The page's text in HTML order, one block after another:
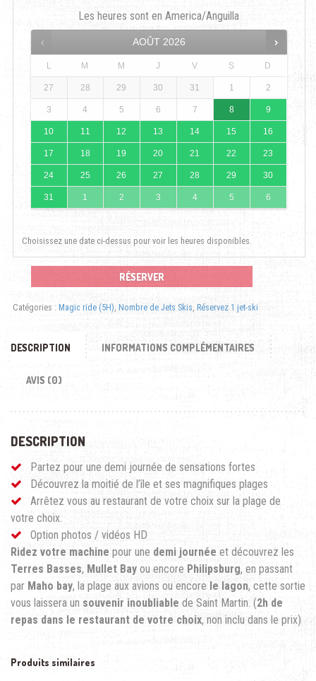
Les heures sont enAmerica/Anguilla
AOÛT 2026
L M M J V S D
27 28 29 30 31 1 2
3 4 5 6 7 8 9
10 11 12 13 14 15 16
17 18 19 20 21 22 23
24 25 26 27 28 29 30
31 1 2 3 4 5 6
Choisissez une date ci-dessus pour voir les heures disponibles.
RÉSERVER
Catégories : Magic ride (5H), Nombre de Jets Skis, Réservez 1 jet-ski
DESCRIPTION INFORMATIONS COMPLÉMENTAIRES
AVIS (0)
DESCRIPTION
Partez pour une demi journée de sensations fortes
Découvrez la moitié de l’île et ses magnifiques plages
Arrêtez vous au restaurant de votre choix sur la plage de
votre choix.
Option photos / vidéos HD
Ridez votre machine pour une demi journée et découvrez les
Terres Basses, Mullet Bay ou encore Philipsburg, en passant
par Maho bay, la plage aux avions ou encore le lagon, cette sortie
vous laissera un souvenir inoubliable de Saint Martin. (2h de
repas dans le restaurant de votre choix, non inclu dans le prix)
Produits similaires